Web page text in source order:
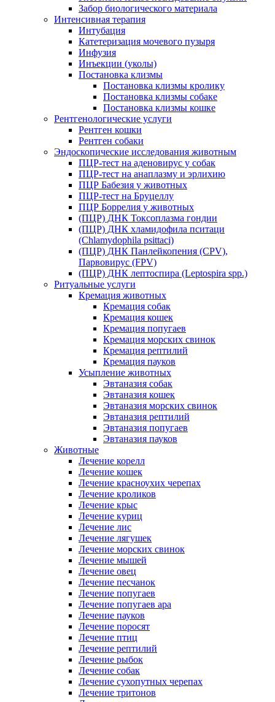
Забор биологического материала
Интенсивная терапия
Интубация
Катетеризация мочевого пузыря
Инфузия
Инъекции (уколы)
Постановка клизмы
Постановка клизмы кролику
Постановка клизмы собаке
Постановка клизмы кошке
Рентгенологические услуги
Рентген кошки
Рентген собаки
Эндоскопические исследования животным
ПЦР-тест на аденовирус у собак
ПЦР-тест на анаплазму и эрлихию
ПЦР Бабезия у животных
ПЦР-тест на Бруцеллу
ПЦР Боррелия у животных
(ПЦР) ДНК Токсоплазма гондии
(ПЦР) ДНК хламидофила пситаци
(Chlamydophila psittaci)
(ПЦР) ДНК Панлейкопения (CPV),
Парвовирус (FPV)
(ПЦР) ДНК лептоспира (Leptospira spp.)
Ритуальные услуги
Кремация животных
Кремация собак
Кремация кошек
Кремация попугаев
Кремация морских свинок
Кремация рептилий
Кремация пауков
Усыпление животных
Эвтаназия собак
Эвтаназия кошек
Эвтаназия морских свинок
Эвтаназия рептилий
Эвтаназия попугаев
Эвтаназия пауков
Животные
Лечение корелл
Лечение кошек
Лечение красноухих черепах
Лечение кроликов
Лечение крыс
Лечение куриц
Лечение лис
Лечение лягушек
Лечение морских свинок
Лечение мышей
Лечение овец
Лечение песчанок
Лечение попугаев
Лечение попугаев ара
Лечение пауков
Лечение поросят
Лечение птиц
Лечение рептилий
Лечение рыбок
Лечение собак
Лечение сухопутных черепах
Лечение тритонов